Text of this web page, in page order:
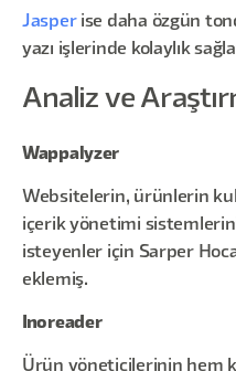
Jasperise daha özgün
yazı işlerinde kolaylık
Analiz ve
Wappalyzer
Websitelerin, ürünlerin
içerik yönetimi
isteyenler için Sarper
eklemiş.
Inoreader
Ürün yöneticilerinin hem